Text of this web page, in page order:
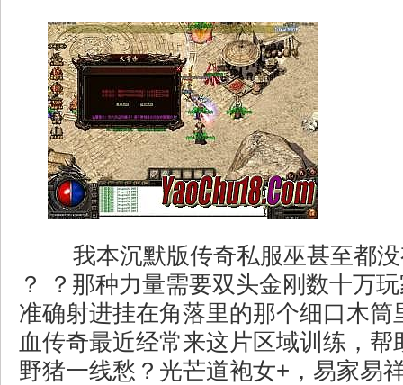
我本沉默版传奇私服巫甚至都
？ ？那种力量需要双头金刚数十万
准确射进挂在角落里的那个细口木筒
血传奇最近经常来这片区域训练，帮
野猪一线愁？光芒道袍女+，易家易